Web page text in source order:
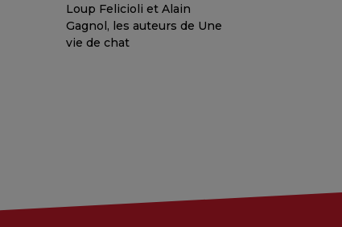
Loup Felicioli et Alain
Gagnol, les auteurs de Une
vie de chat